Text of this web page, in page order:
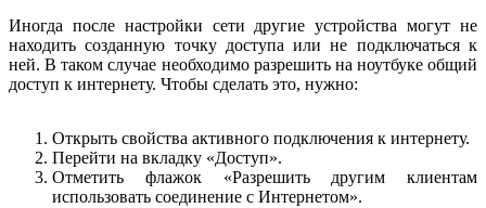
Иногда после настройки сети другие устройства могут не
находить созданную точку доступа или не подключаться к
ней. В таком случае необходимо разрешить на ноутбуке общий
доступ к интернету. Чтобы сделать это, нужно:
Открыть свойства активного подключения к интернету.
Перейти на вкладку «Доступ».
Отметить флажок «Разрешить другим клиентам
использовать соединение с Интернетом».